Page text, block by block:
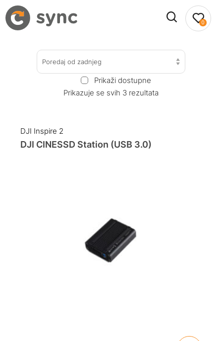
0
Poredaj od zadnjeg
Prikaži dostupne
Prikazuje se svih 3 rezultata
DJI Inspire 2
DJI CINESSD Station (USB 3.0)